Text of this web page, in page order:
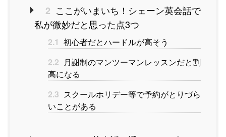
2 ここがいまいち！シェーン英会話で
私が微妙だと思った点3つ
2.1 初心者だとハードルが高そう
2.2 月謝制のマンツーマンレッスンだと割
高になる
2.3 スクールホリデー等で予約がとりづら
いことがある